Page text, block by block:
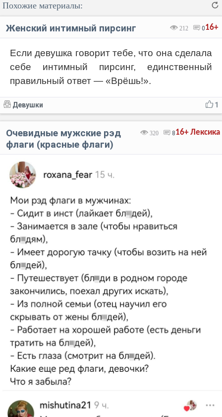
Код:
Похожие материалы:
16+
212 0
Женский интимный пирсинг
Если девушка говорит тебе, что она сделала
себе интимный пирсинг, единственный
правильный ответ — «Врёшь!».
1
Девушки
Лексика
16+
320 8
Очевидные мужские рэд
флаги (красные флаги)